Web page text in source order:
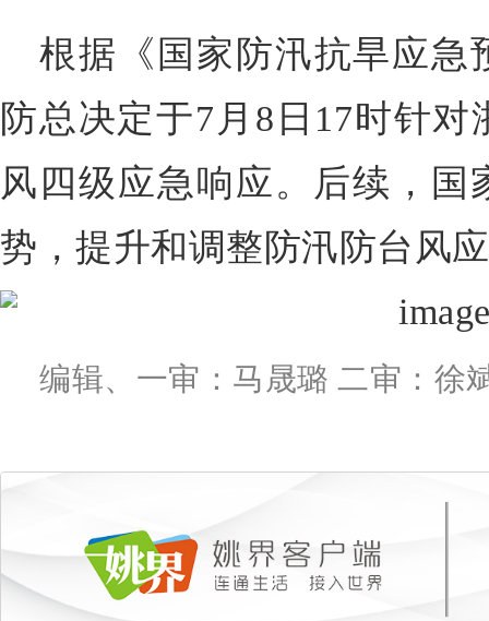
根据《国家防汛抗旱应急
防总决定于7月8日17时针
风四级应急响应。后续，
势，提升和调整防汛防台风
编辑、一审：马晟璐 二审：徐